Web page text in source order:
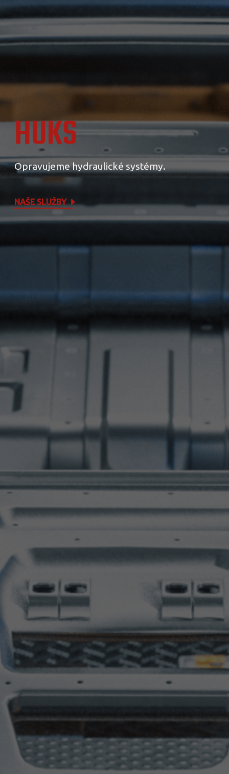
HUKS
Opravujeme hydraulické systémy.
NAŠE SLUŽBY